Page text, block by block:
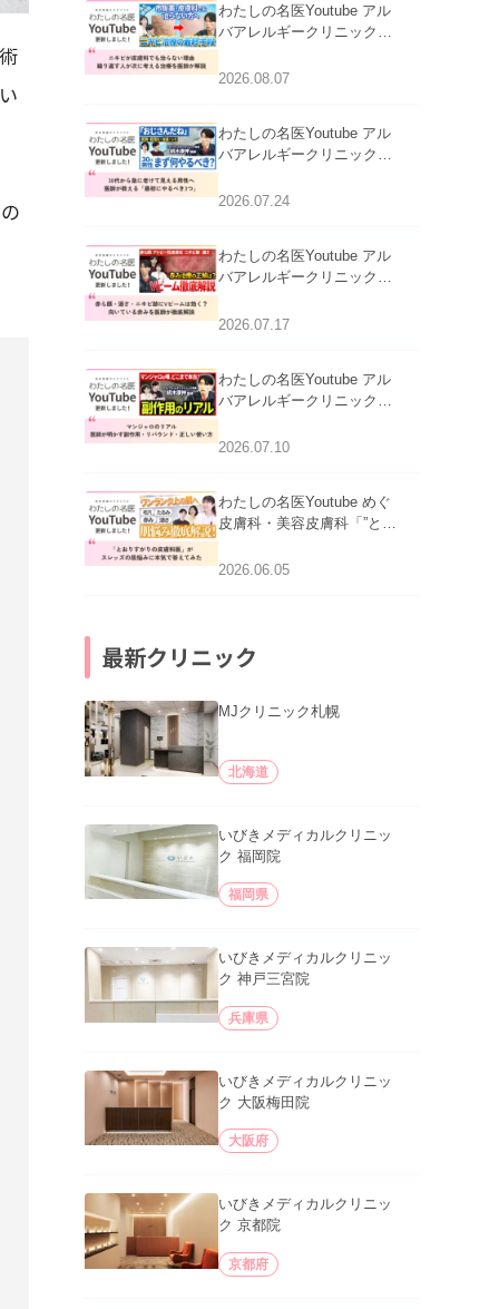
わたしの名医Youtube アル
バアレルギークリニック札
らない理由｜繰り返す人が
2026.08.07
わたしの名医Youtube アル
バアレルギークリニック札
える男性へ｜医師が教える
2026.07.24
わたしの名医Youtube アル
バアレルギークリニック札
跡にVビームは効く？向い
2026.07.17
わたしの名医Youtube アル
バアレルギークリニック札
医師が明かす副作用・リバ
2026.07.10
わたしの名医Youtube めぐ
皮膚科・美容皮膚科「”とお
ッズの肌悩みに本気で答え
2026.06.05
最新クリニック
MJクリニック札幌
北海道
いびきメディカルクリニッ
ク 福岡院
福岡県
いびきメディカルクリニッ
ク 神戸三宮院
兵庫県
いびきメディカルクリニッ
ク 大阪梅田院
大阪府
いびきメディカルクリニッ
ク 京都院
京都府